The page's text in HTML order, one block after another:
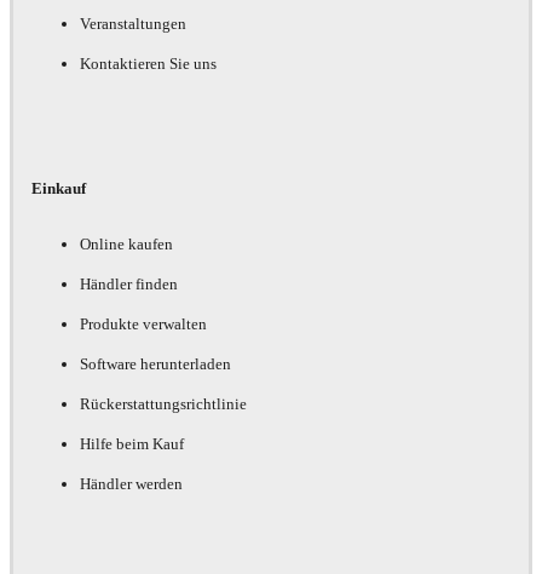
Veranstaltungen
Kontaktieren Sie uns
Einkauf
Online kaufen
Händler finden
Produkte verwalten
Software herunterladen
Rückerstattungsrichtlinie
Hilfe beim Kauf
Händler werden